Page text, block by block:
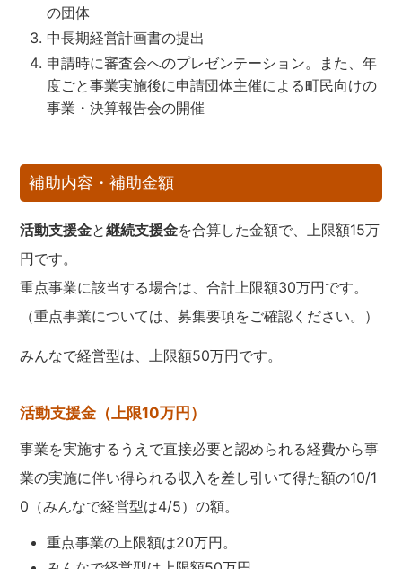
の団体
中長期経営計画書の提出
申請時に審査会へのプレゼンテーション。また、年
度ごと事業実施後に申請団体主催による町民向けの
事業・決算報告会の開催
補助内容・補助金額
活動支援金と継続支援金を合算した金額で、上限額15万
円です。
重点事業に該当する場合は、合計上限額30万円です。
（重点事業については、募集要項をご確認ください。）
みんなで経営型は、上限額50万円です。
活動支援金 （上限10万円）
事業を実施するうえで直接必要と認められる経費から事
業の実施に伴い得られる収入を差し引いて得た額の10/1
0（みんなで経営型は4/5）の額。
重点事業の上限額は20万円。